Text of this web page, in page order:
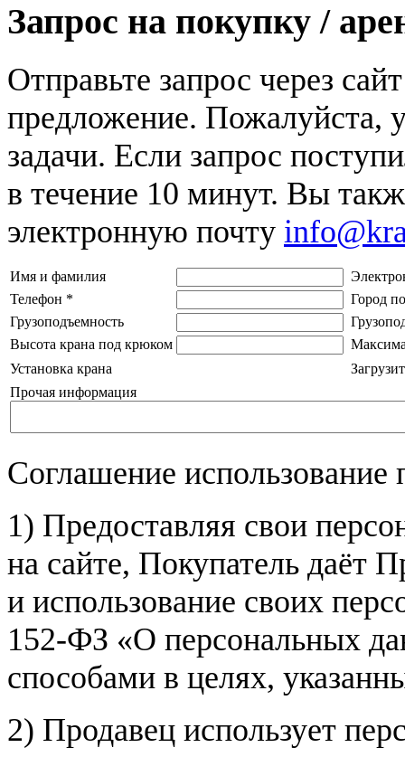
Запрос на покупку /
Отправьте запрос через
предложение. Пожалуйста,
задачи. Если запрос
в течение 10 минут. Вы
электронную почту
Имя и фамилия
Телефон *
Город
Грузоподъемность
Высота крана под крюком
Установка крана
Прочая информация
Соглашение
1) Предоставляя свои
на сайте, Покупатель даёт
и использование своих
152-ФЗ «О персональных
способами в целях,
2) Продавец использует